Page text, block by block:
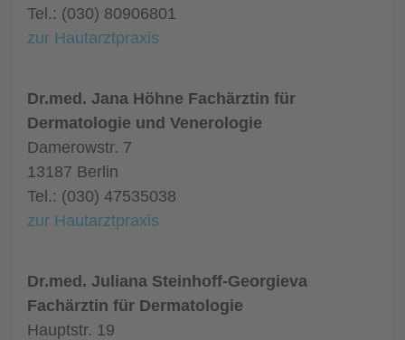
Tel.: (030) 80906801
zur Hautarztpraxis
Dr.med. Jana Höhne Fachärztin für
Dermatologie und Venerologie
Damerowstr. 7
13187 Berlin
Tel.: (030) 47535038
zur Hautarztpraxis
Dr.med. Juliana Steinhoff-Georgieva
Fachärztin für Dermatologie
Hauptstr. 19